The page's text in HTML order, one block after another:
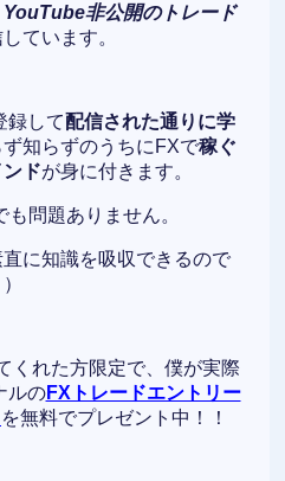
YouTube非公開のトレード
ています。
録して配信された通りに学
知らずのうちにFXで稼ぐ
ドが身に付きます。
問題ありません。
直に知識を吸収できるので
くれた方限定で、僕が実際
ルのFXトレードエントリー
を無料でプレゼント中！！